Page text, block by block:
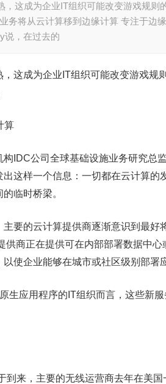
，这成为企业IT组织可能改变游戏规
务将从云计算移到边缘计算 专注于边
说，在过去的
这成为企业IT组织可能改变游戏规
算
IDC公司全球基础设施业务研究总
这样一个信息：一切都在云计算的
临时桥梁。
要的云计算提供商逐渐意识到最好
供商正在提供可在内部部署数据中
使企业能够在城市或社区级别部署
生应用程序的IT组织而言，这些新
到来，主要的无线运营商去年在美